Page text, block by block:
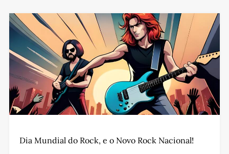
Dia Mundial do Rock, e o Novo Rock Nacional!